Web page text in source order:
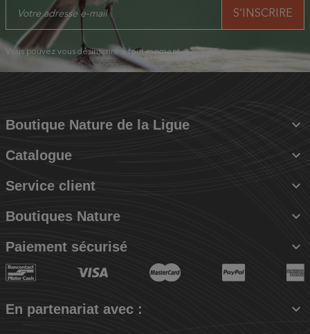
Vous pouvez vous désinscrire à tout moment.
Boutique Nature de la Ligue 
Catalogue 
Service client 
Boutiques Nature 
Paiement sécurisé 
En partenariat avec : 